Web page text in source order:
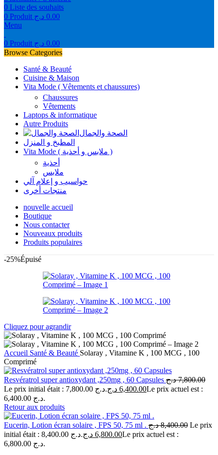
0 Liste des souhaits
0 Produit 0.00 د.ج
Menu
0 Produit 0.00 د.ج
Browse Categories
Santé & Beauté
Cuisine & Maison
Vita Mode ( Vêtements et chaussures)
Chaussures
Vêtements
Laptops & informatique
Autre Produits
الصحة والجمال
المطبخ و المنزل
Vita Mode ( ملابس و أحذية )
أحذية
ملابس
حواسيب و إعلام آلي
منتجات أخرى
nouvelle accueil
Boutique
Nous contacter
Nouveaux produits
Produits populaires
-25%Épuisé
Cliquez pour agrandir
Accueil Santé & Beauté Solaray , Vitamine K , 100 MCG , 100
Comprimé
Resvératrol super antioxydant ,250mg , 60 Capsules 7,800.00 د.ج
Le prix initial était : 7,800.00 د.ج.
6,400.00 د.ج
Le prix actuel est :
6,400.00 د.ج.
Retour aux produits
Eucerin, Lotion écran solaire , FPS 50, 75 ml . 8,400.00 د.ج
Le prix
initial était : 8,400.00 د.ج.
6,800.00 د.ج
Le prix actuel est :
6,800.00 د.ج.